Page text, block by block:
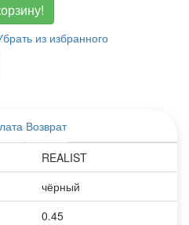
из избранного
Возврат
REALIST
чёрный
0.45